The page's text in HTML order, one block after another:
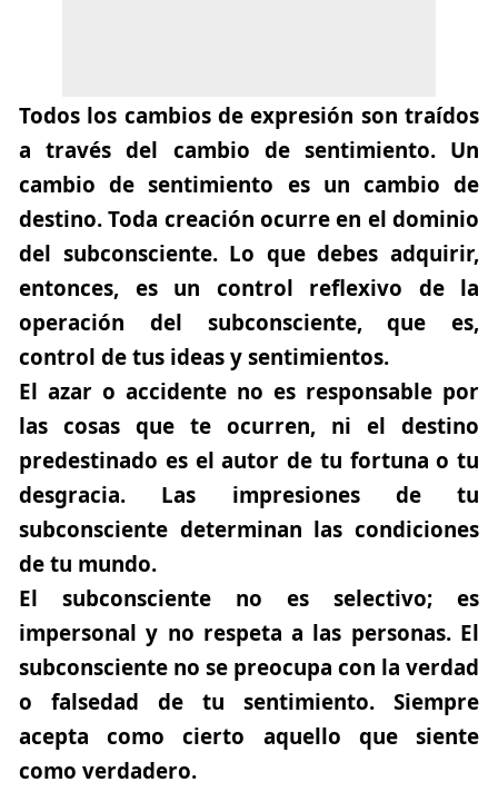
Todos los cambios de expresión son traídos
a través del cambio de sentimiento. Un
cambio de sentimiento es un cambio de
destino. Toda creación ocurre en el dominio
del subconsciente. Lo que debes adquirir,
entonces, es un control reflexivo de la
operación del subconsciente, que es,
control de tus ideas y sentimientos.
El azar o accidente no es responsable por
las cosas que te ocurren, ni el destino
predestinado es el autor de tu fortuna o tu
desgracia. Las impresiones de tu
subconsciente determinan las condiciones
de tu mundo.
El subconsciente no es selectivo; es
impersonal y no respeta a las personas. El
subconsciente no se preocupa con la verdad
o falsedad de tu sentimiento. Siempre
acepta como cierto aquello que siente
como verdadero.